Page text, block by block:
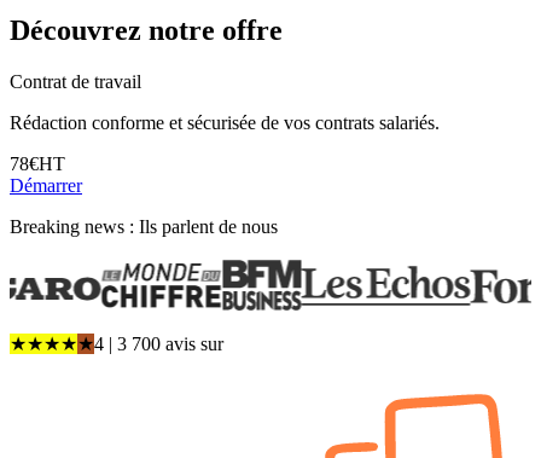
Découvrez notre offre
Contrat de travail
Rédaction conforme et sécurisée de vos contrats salariés.
78€HT
Démarrer
Breaking news : Ils parlent de nous
★★★★★4 | 3 700 avis sur